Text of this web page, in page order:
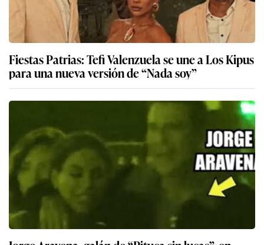
Fiestas Patrias: Tefi Valenzuela se une a Los Kipus
para una nueva versión de “Nada soy”